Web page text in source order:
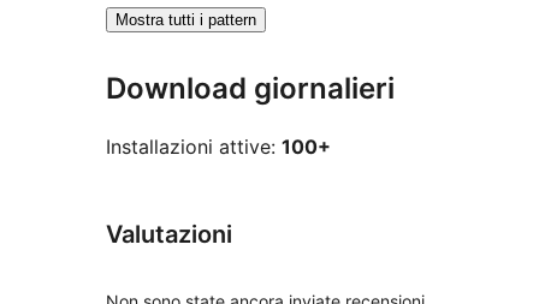
Mostra tutti i pattern
Download giornalieri
Installazioni attive: 100+
Valutazioni